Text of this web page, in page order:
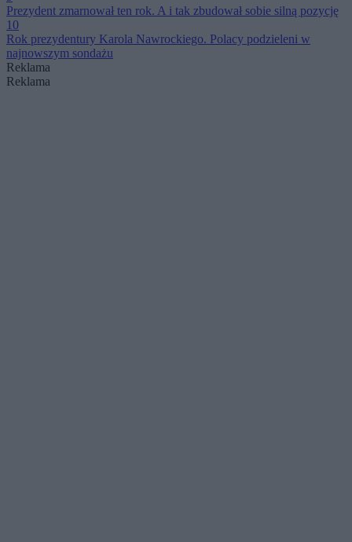
Prezydent zmarnował ten rok. A i tak zbudował sobie silną pozycję
10
Rok prezydentury Karola Nawrockiego. Polacy podzieleni w
najnowszym sondażu
Reklama
Reklama